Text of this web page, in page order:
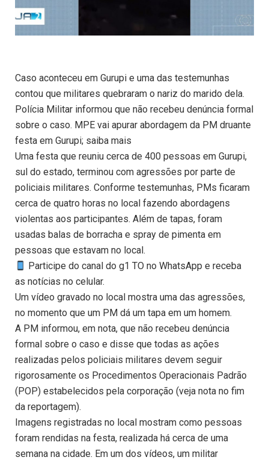
Caso aconteceu em Gurupi e uma das testemunhas
contou que militares quebraram o nariz do marido dela.
Polícia Militar informou que não recebeu denúncia formal
sobre o caso. MPE vai apurar abordagem da PM druante
festa em Gurupi; saiba mais
Uma festa que reuniu cerca de 400 pessoas em Gurupi,
sul do estado, terminou com agressões por parte de
policiais militares. Conforme testemunhas, PMs ficaram
cerca de quatro horas no local fazendo abordagens
violentas aos participantes. Além de tapas, foram
usadas balas de borracha e spray de pimenta em
pessoas que estavam no local.
Participe do canal do g1 TO no WhatsApp e receba
as notícias no celular.
Um vídeo gravado no local mostra uma das agressões,
no momento que um PM dá um tapa em um homem.
A PM informou, em nota, que não recebeu denúncia
formal sobre o caso e disse que todas as ações
realizadas pelos policiais militares devem seguir
rigorosamente os Procedimentos Operacionais Padrão
(POP) estabelecidos pela corporação (veja nota no fim
da reportagem).
Imagens registradas no local mostram como pessoas
foram rendidas na festa, realizada há cerca de uma
semana na cidade. Em um dos vídeos, um militar